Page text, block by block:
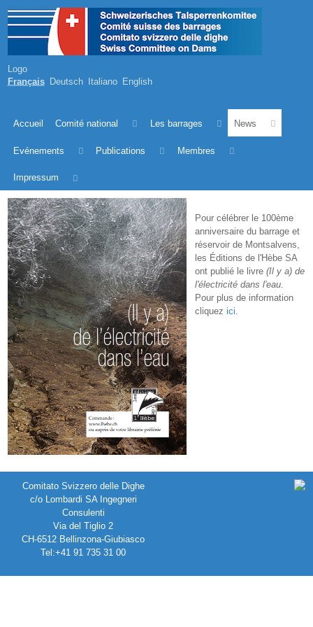
Logo
Français Deutsch Italiano English
Accueil Comité national Les barrages News
Evénements Publications Membres
Impressum
Pour célébrer le 100ème
anniversaire du barrage et
réservoir de Montsalvens,
les Éditions de l'Hèbe SA
ont publié le livre(Il y a) de
l'électricité dans l'eau.
Pour plus de information
cliquezici.
Comitato Svizzero delle Dighe
c/o Lombardi SA Ingegneri
Consulenti
Via del Tiglio 2
CH-6512 Bellinzona-Giubiasco
Tel:+41 91 735 31 00